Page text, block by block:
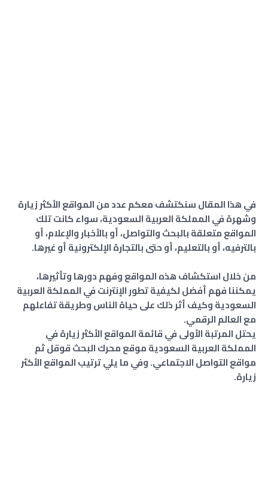
في هذا المقال سنكتشف معكم عدد من المواقع الأكثر زيارة
وشهرة في المملكة العربية السعودية، سواء كانت تلك
المواقع متعلقة بالبحث والتواصل، أو بالأخبار والإعلام، أو
بالترفيه، أو بالتعليم، أو حتى بالتجارة الإلكترونية أو غيرها.
من خلال استكشاف هذه المواقع وفهم دورها وتأثيرها،
يمكننا فهم أفضل لكيفية تطور الإنترنت في المملكة العربية
السعودية وكيف أثر ذلك على حياة الناس وطريقة تفاعلهم
مع العالم الرقمي.
يحتل المرتبة الأولى في قائمة المواقع الأكثر زيارة في
المملكة العربية السعودية موقع محرك البحث قوقل ثم
مواقع التواصل الاجتماعي. وفي ما يلي ترتيب المواقع الأكثر
زيارة.